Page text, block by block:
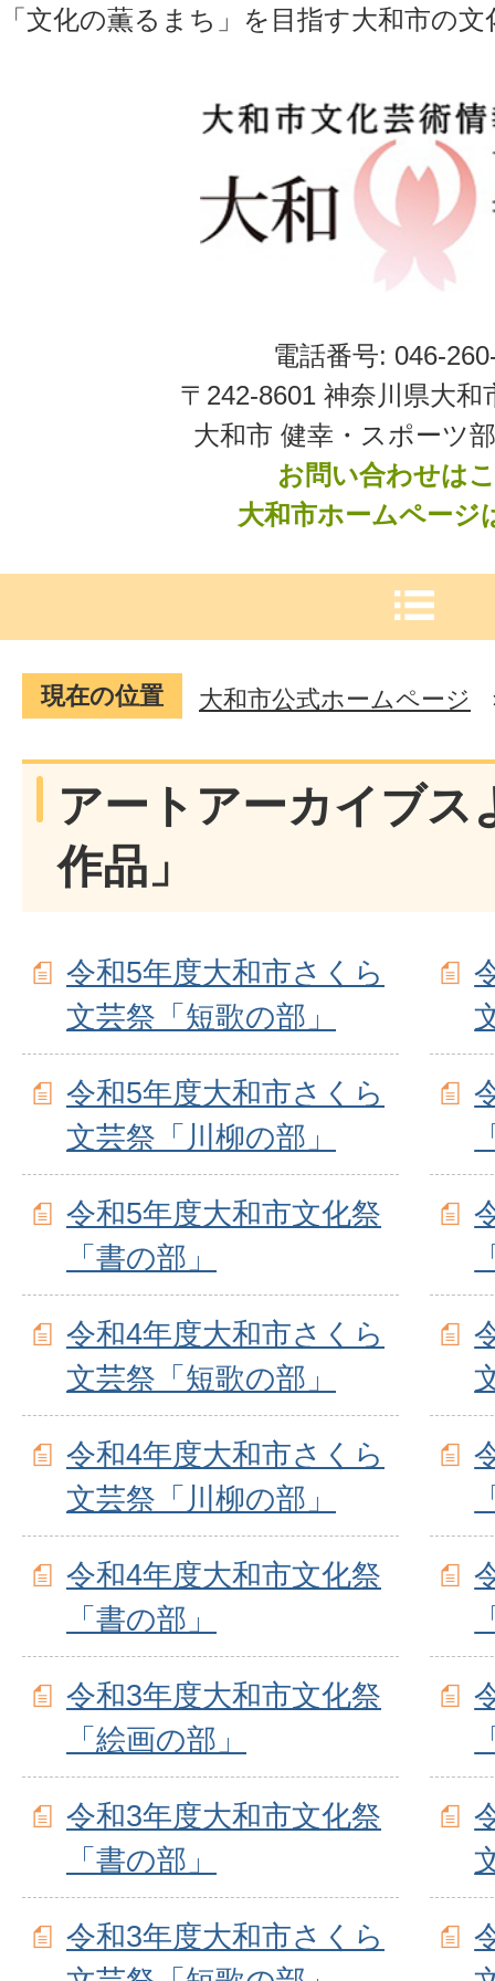
「文化の薫るまち」を目指す大和市の
電話番号: 046-
〒242-8601 神奈川県大和
大和市 健幸・スポーツ
お問い合わせは
大和市ホームページ
現在の位置 大和市公式ホームページ
アートアーカイブス
作品」
令和5年度大和市さくら
文芸祭「短歌の部」
令和5年度大和市さくら
文芸祭「川柳の部」
令和5年度大和市文化祭
「書の部」
令和4年度大和市さくら
文芸祭「短歌の部」
令和4年度大和市さくら
文芸祭「川柳の部」
令和4年度大和市文化祭
「書の部」
令和3年度大和市文化祭
「絵画の部」
令和3年度大和市文化祭
「書の部」
令和3年度大和市さくら